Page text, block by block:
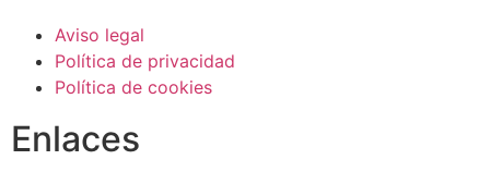
Aviso legal
Política de privacidad
Política de cookies
Enlaces